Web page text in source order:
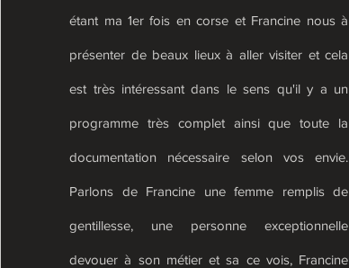
étant ma 1er fois en corse et Francine nous à
présenter de beaux lieux à aller visiter et cela
est très intéressant dans le sens qu'il y a un
programme très complet ainsi que toute la
documentation nécessaire selon vos envie.
Parlons de Francine une femme remplis de
gentillesse, une personne exceptionnelle
devouer à son métier et sa ce vois, Francine